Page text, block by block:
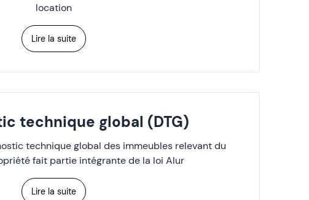
location
Lire la suite
technique global (DTG)
technique global des immeubles relevant du
fait partie intégrante de la loi Alur
Lire la suite